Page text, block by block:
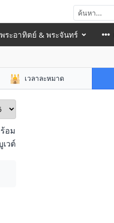
พระอาทิตย์ & พระจันทร์
🕌 เวลาละหมาด
อม
วต์